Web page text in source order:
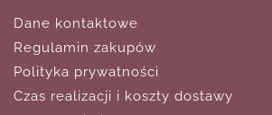
Dane kontaktowe
Regulamin zakupów
Polityka prywatności
Czas realizacji i koszty dostawy